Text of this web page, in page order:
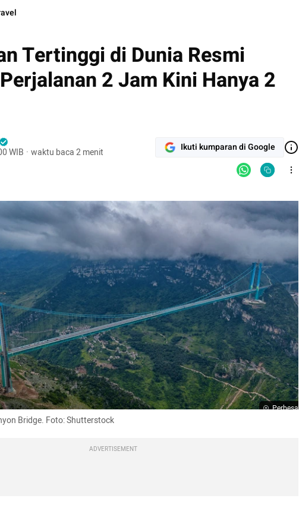
Tertinggi di Dunia Resmi
2 Jam Kini Hanya 2
WIB · waktu baca 2 menit Ikuti kumparan di Google
Perbesar
Bridge. Foto: Shutterstock
ADVERTISEMENT